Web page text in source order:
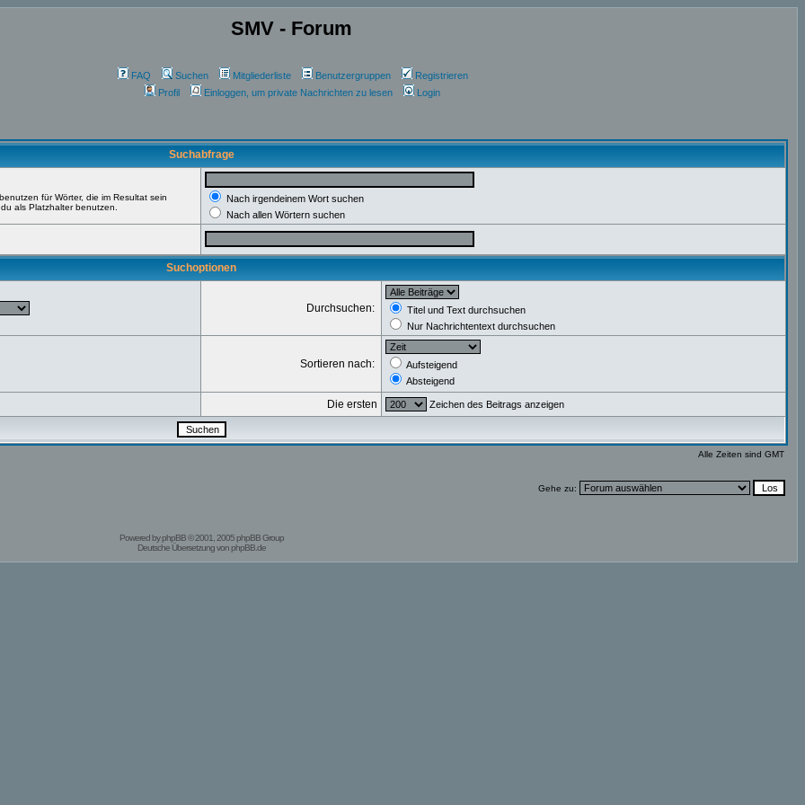
SMV - Forum
FAQ Suchen Mitgliederliste Benutzergruppen
Registrieren
Profil
Einloggen, um private Nachrichten zu lesen Login
Suchabfrage
für Wörter, die im Resultat sein
als Platzhalter benutzen.
Nach irgendeinem Wort suchen
Nach allen Wörtern suchen
Suchoptionen
Durchsuchen:
Titel und Text durchsuchen
Nur Nachrichtentext durchsuchen
Sortieren nach:
Aufsteigend
Absteigend
Die ersten Zeichen des Beitrags anzeigen
Alle Zeiten sind GMT
Gehe zu:
Powered byphpBB© 2001, 2005 phpBB Group
Deutsche Übersetzung vonphpBB.de